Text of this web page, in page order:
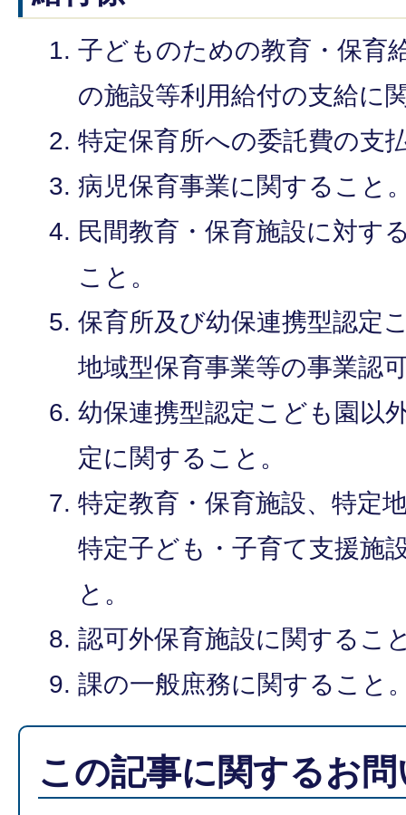
子どものための教育・保育
の施設等利用給付の支給に
特定保育所への委託費の支
病児保育事業に関すること
民間教育・保育施設に対す
こと。
保育所及び幼保連携型認定
地域型保育事業等の事業認
幼保連携型認定こども園以
定に関すること。
特定教育・保育施設、特定
特定子ども・子育て支援施
と。
認可外保育施設に関するこ
課の一般庶務に関すること
この記事に関するお